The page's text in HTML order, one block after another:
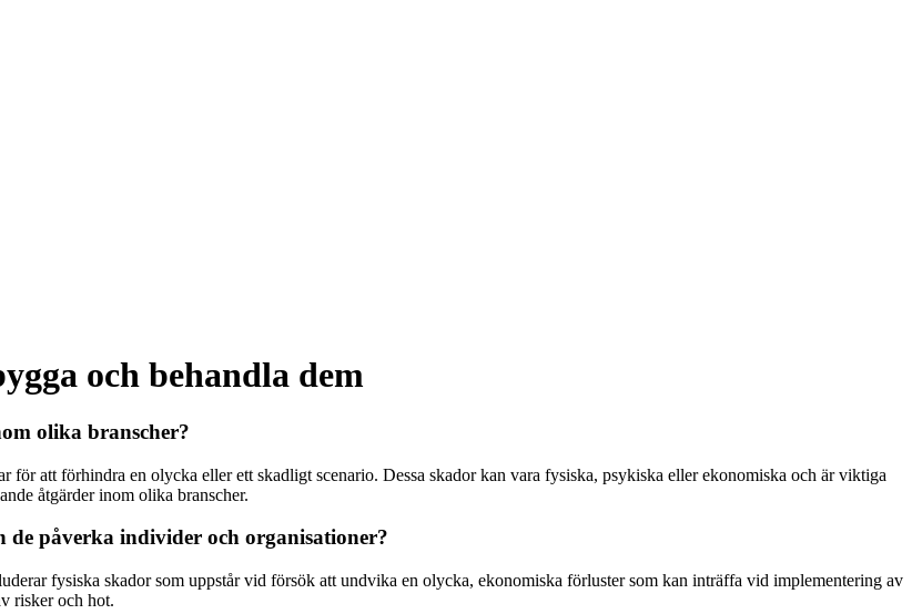
och behandla dem
olika branscher?
för att förhindra en olycka eller ett skadligt scenario. Dessa skador kan vara fysiska, psykiska eller ekonomiska och är viktiga
åtgärder inom olika branscher.
påverka individer och organisationer?
fysiska skador som uppstår vid försök att undvika en olycka, ekonomiska förluster som kan inträffa vid implementering av
risker och hot.